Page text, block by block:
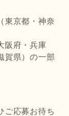
東京都・神奈
阪府・兵庫
賀県）の一部
ご応募お待ち